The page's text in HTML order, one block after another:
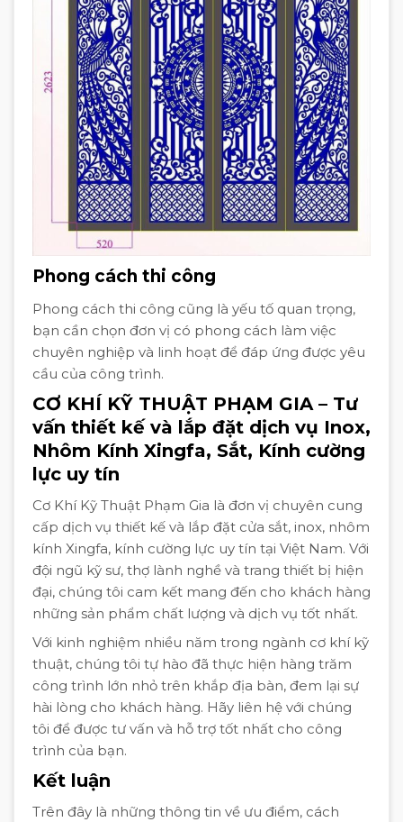
Phong cách thi công
Phong cách thi công cũng là yếu tố quan trọng,
bạn cần chọn đơn vị có phong cách làm việc
chuyên nghiệp và linh hoạt để đáp ứng được yêu
cầu của công trình.
CƠ KHÍ KỸ THUẬT PHẠM GIA – Tư
vấn thiết kế và lắp đặt dịch vụ Inox,
Nhôm Kính Xingfa, Sắt, Kính cường
lực uy tín
Cơ Khí Kỹ Thuật Phạm Gia là đơn vị chuyên cung
cấp dịch vụ thiết kế và lắp đặt cửa sắt, inox, nhôm
kính Xingfa, kính cường lực uy tín tại Việt Nam. Với
đội ngũ kỹ sư, thợ lành nghề và trang thiết bị hiện
đại, chúng tôi cam kết mang đến cho khách hàng
những sản phẩm chất lượng và dịch vụ tốt nhất.
Với kinh nghiệm nhiều năm trong ngành cơ khí kỹ
thuật, chúng tôi tự hào đã thực hiện hàng trăm
công trình lớn nhỏ trên khắp địa bàn, đem lại sự
hài lòng cho khách hàng. Hãy liên hệ với chúng
tôi để được tư vấn và hỗ trợ tốt nhất cho công
trình của bạn.
Kết luận
Trên đây là những thông tin về ưu điểm, cách